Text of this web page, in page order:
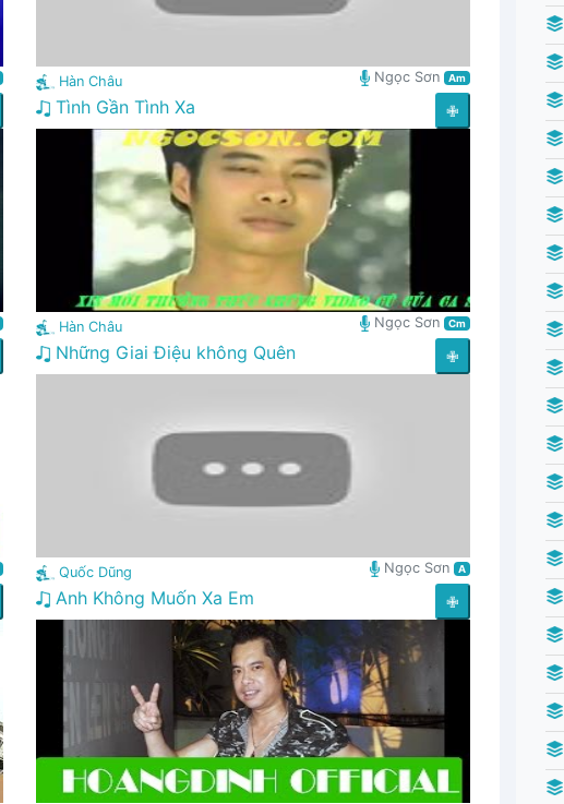
Hàn Châu Ngọc Sơn Am
✙
Tình Gần Tình Xa
Hàn Châu Ngọc Sơn Cm
✙
Những Giai Điệu không Quên
Quốc Dũng Ngọc Sơn A
✙
Anh Không Muốn Xa Em